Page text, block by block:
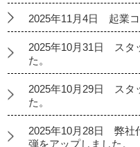
2025年11月4日 起業コ
2025年10月31日 スタ
た。
2025年10月29日 スタ
た。
2025年10月28日 弊社
弾をアップしました。